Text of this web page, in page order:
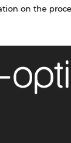
on the